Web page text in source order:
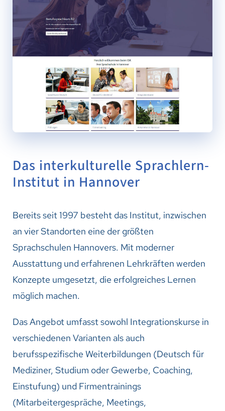
Das interkulturelle Sprachlern-
Institut in Hannover
Bereits seit 1997 besteht das Institut, inzwischen
an vier Standorten eine der größten
Sprachschulen Hannovers. Mit moderner
Ausstattung und erfahrenen Lehrkräften werden
Konzepte umgesetzt, die erfolgreiches Lernen
möglich machen.
Das Angebot umfasst sowohl Integrationskurse in
verschiedenen Varianten als auch
berufsspezifische Weiterbildungen (Deutsch für
Mediziner, Studium oder Gewerbe, Coaching,
Einstufung) und Firmentrainings
(Mitarbeitergespräche, Meetings,